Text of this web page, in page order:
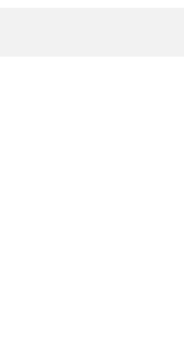
zeep. Sommige
Alcohol, Acacia
47005, CI 74160,